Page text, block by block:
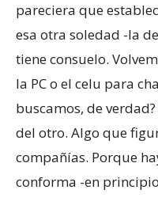
pareciera que
esa otra soledad -la
tiene consuelo.
la PC o el celu para
buscamos, de
del otro. Algo que
compañías. Porque
conforma -en